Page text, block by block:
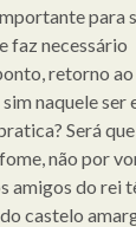
para
faz necessário
retorno
naquele ser
Será
não por
amigos do rei
castelo